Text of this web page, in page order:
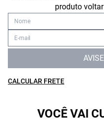
produto
CALCULAR FRETE
VOCÊ VAI